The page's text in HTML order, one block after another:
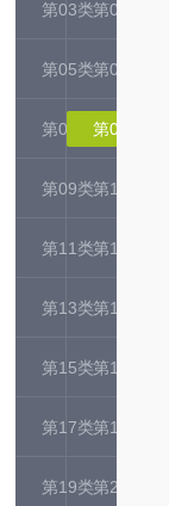
第03类第04类
第05类第06类
第07类第08类
第09类第10类
第11类第12类
第13类第14类
第15类第16类
第17类第18类
第19类第20类